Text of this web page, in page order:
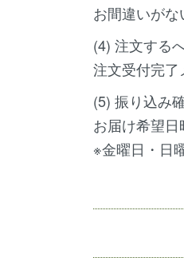
お間違いがな
(4) 注文する
注文受付完了
(5) 振り込み
お届け希望日
※金曜日・日